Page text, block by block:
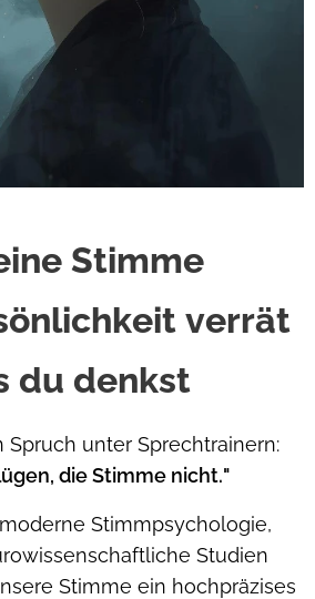
Stimme
verrät
du denkst
Spruch unter Sprechtrainern:
die Stimme nicht."
Stimmpsychologie,
Studien
Stimme ein hochpräzises